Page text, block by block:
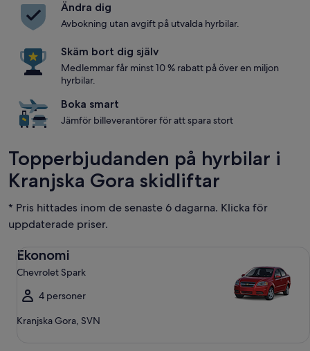
Ändra dig
Avbokning utan avgift på utvalda hyrbilar.
Skäm bort dig själv
Medlemmar får minst 10 % rabatt på över en miljon
hyrbilar.
Boka smart
Jämför billeverantörer för att spara stort
Topperbjudanden på hyrbilar i
Kranjska Gora skidliftar
* Pris hittades inom de senaste 6 dagarna. Klicka för
uppdaterade priser.
Ekonomi
Chevrolet Spark
4 personer
Kranjska Gora, SVN